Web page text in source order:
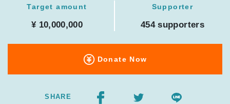
Target amount
¥ 10,000,000
Supporter
454 supporters
Donate Now
SHARE